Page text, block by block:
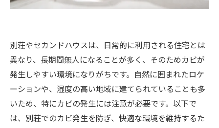
別荘やセカンドハウスは、日常的に利用される住宅とは
異なり、長期間無人になることが多く、そのためカビが
発生しやすい環境になりがちです。自然に囲まれたロケ
ーションや、湿度の高い地域に建てられていることも多
いため、特にカビの発生には注意が必要です。以下で
は、別荘でのカビ発生を防ぎ、快適な環境を維持するた